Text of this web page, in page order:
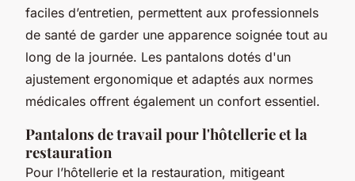
faciles d’entretien, permettent aux professionnels
de santé de garder une apparence soignée tout au
long de la journée. Les pantalons dotés d'un
ajustement ergonomique et adaptés aux normes
médicales offrent également un confort essentiel.
Pantalons de travail pour l'hôtellerie et la
restauration
Pour l’hôtellerie et la restauration, mitigeant